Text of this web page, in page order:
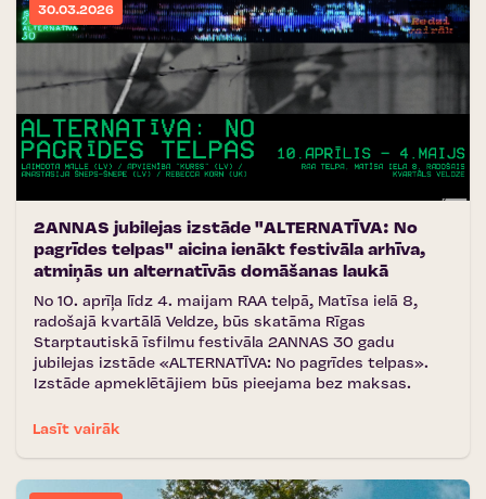
30.03.2026
2ANNAS jubilejas izstāde "ALTERNATĪVA: No
pagrīdes telpas" aicina ienākt festivāla arhīva,
atmiņās un alternatīvās domāšanas laukā
No 10. aprīļa līdz 4. maijam RAA telpā, Matīsa ielā 8,
radošajā kvartālā Veldze, būs skatāma Rīgas
Starptautiskā īsfilmu festivāla 2ANNAS 30 gadu
jubilejas izstāde «ALTERNATĪVA: No pagrīdes telpas».
Izstāde apmeklētājiem būs pieejama bez maksas.
Lasīt vairāk